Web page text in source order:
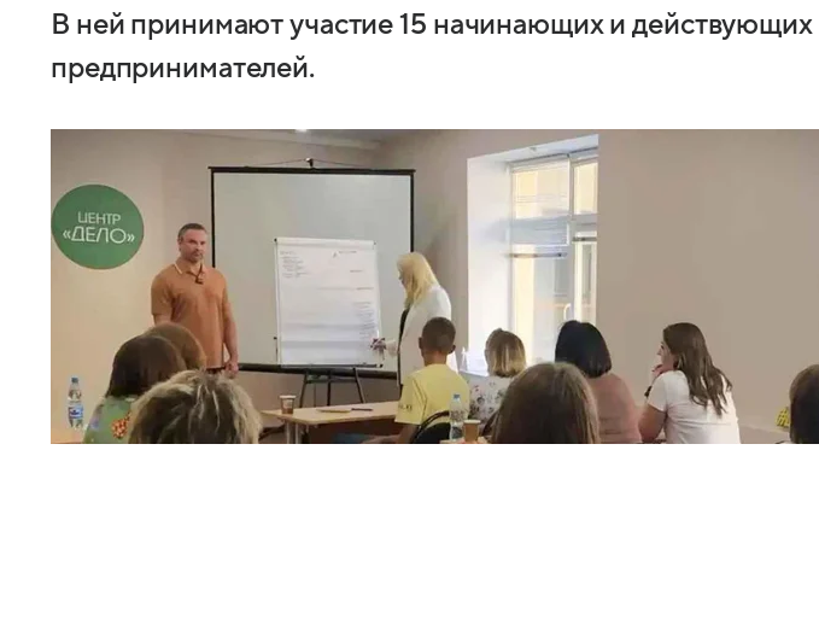
В ней принимают участие 15 начинающих и действующих
предпринимателей.